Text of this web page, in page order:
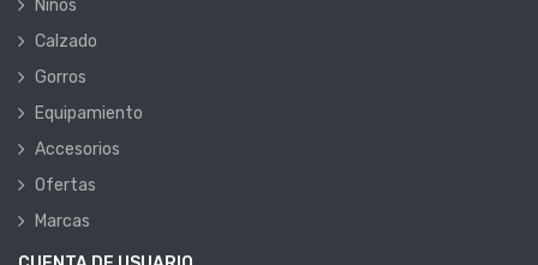
Niños
Calzado
Gorros
Equipamiento
Accesorios
Ofertas
Marcas